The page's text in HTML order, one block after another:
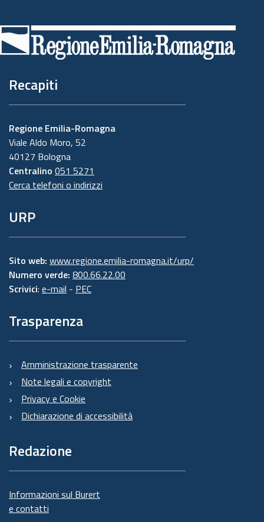
di
pagina
Recapiti
Regione Emilia-Romagna
Viale Aldo Moro, 52
40127 Bologna
Centralino 051 5271
Cerca telefoni o indirizzi
URP
Sito web: www.regione.emilia-romagna.it/urp/
Numero verde: 800.66.22.00
Scrivici: e-mail - PEC
Trasparenza
Amministrazione trasparente
Note legali e copyright
Privacy e Cookie
Dichiarazione di accessibilità
Redazione
Informazioni sul Burert
e contatti